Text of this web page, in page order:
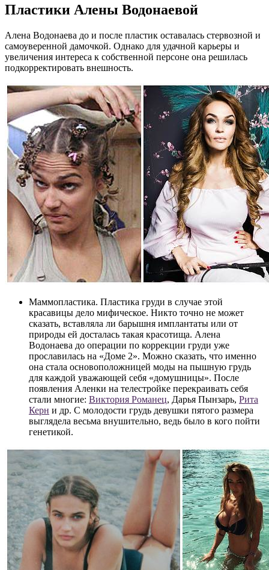
Пластики Алены Водонаевой
Алена Водонаева до и после пластик оставалась стервозной и
самоуверенной дамочкой. Однако для удачной карьеры и
увеличения интереса к собственной персоне она решилась
подкорректировать внешность.
Маммопластика. Пластика груди в случае этой
красавицы дело мифическое. Никто точно не может
сказать, вставляла ли барышня имплантаты или от
природы ей досталась такая красотища. Алена
Водонаева до операции по коррекции груди уже
прославилась на «Доме 2». Можно сказать, что именно
она стала основоположницей моды на пышную грудь
для каждой уважающей себя «домушницы». После
появления Аленки на телестройке перекраивать себя
стали многие: Виктория Романец, Дарья Пынзарь, Рита
Керн и др. С молодости грудь девушки пятого размера
выглядела весьма внушительно, ведь было в кого пойти
генетикой.